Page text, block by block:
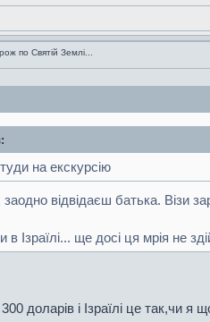
по Святій Землі...
на екскурсію
відвідаєш батька. Візи
Ізраїлі... ще досі ця мрія не
доларів і Ізраїлі це так,чи я